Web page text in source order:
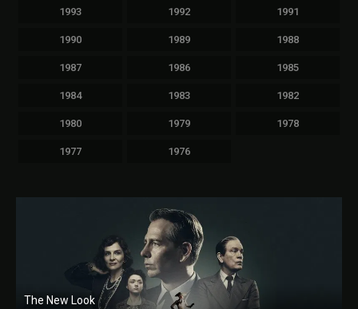
1993 1992 1991
1990 1989 1988
1987 1986 1985
1984 1983 1982
1980 1979 1978
1977 1976
The New Look